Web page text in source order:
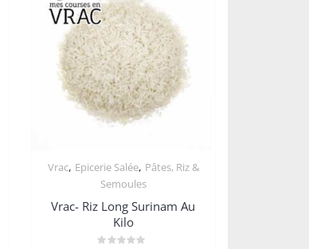
Vrac, Epicerie Salée, Pâtes, Riz &
Semoules
Vrac- Riz Long Surinam Au
Kilo